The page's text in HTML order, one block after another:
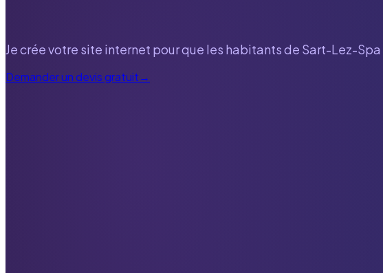
Je crée votre site internet pour que les habitants de Sart-Lez-Spa
Demander un devis gratuit→